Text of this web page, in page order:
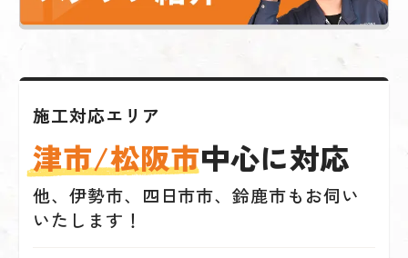
施工対応エリア
津市/松阪市中心に対応
他、伊勢市、四日市市、鈴鹿市もお伺い
いたします！